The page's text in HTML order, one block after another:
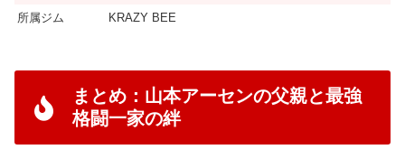
所属ジム
KRAZY BEE
まとめ：山本アーセンの父親と最強
格闘一家の絆